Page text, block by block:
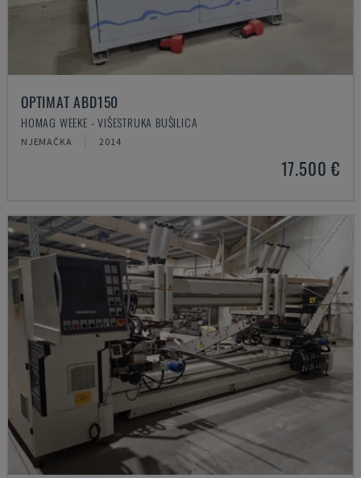
OPTIMAT ABD150
HOMAG WEEKE - VIŠESTRUKA BUŠILICA
NJEMAČKA 2014
17.500 €